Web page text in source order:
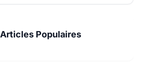
Articles Populaires